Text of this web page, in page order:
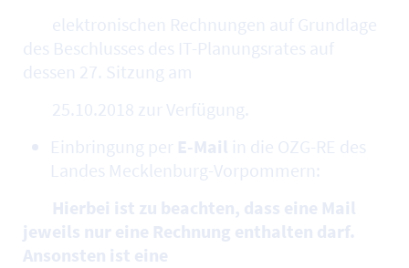
elektronischen Rechnungen auf Grundlage
des Beschlusses des IT-Planungsrates auf
dessen 27. Sitzung am
25.10.2018 zur Verfügung.
Einbringung per E-Mail in die OZG-RE des
Landes Mecklenburg-Vorpommern:
Hierbei ist zu beachten, dass eine Mail
jeweils nur eine Rechnung enthalten darf.
Ansonsten ist eine